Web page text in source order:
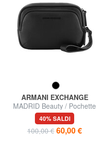
ARMANI EXCHANGE
MADRID Beauty / Pochette
40% SALDI
100,00 € 60,00 €